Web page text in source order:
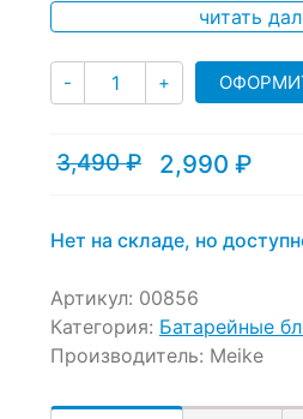
читать
- Количество
+
3,490₽
Первоначальная
3,490 ₽.
2,990 ₽
Текущая
Нет на складе, но
Артикул: 00856
Категория: Батарейные
Производитель: Meike